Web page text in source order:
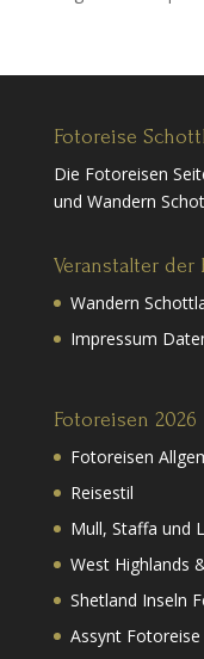
Fotoreise
Die Fotoreisen
und Wandern
Veranstalter der
Wandern
Impressum
Fotoreisen 2026
Fotoreisen
Reisestil
Mull, Staffa und
West Highlands
Shetland Inseln
Assynt Fotoreise